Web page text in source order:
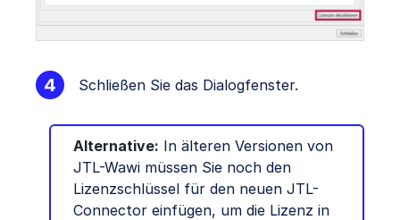
Schließen Sie das Dialogfenster.
Alternative: In älteren Versionen von
JTL-Wawi müssen Sie noch den
Lizenzschlüssel für den neuen JTL-
Connector einfügen, um die Lizenz in